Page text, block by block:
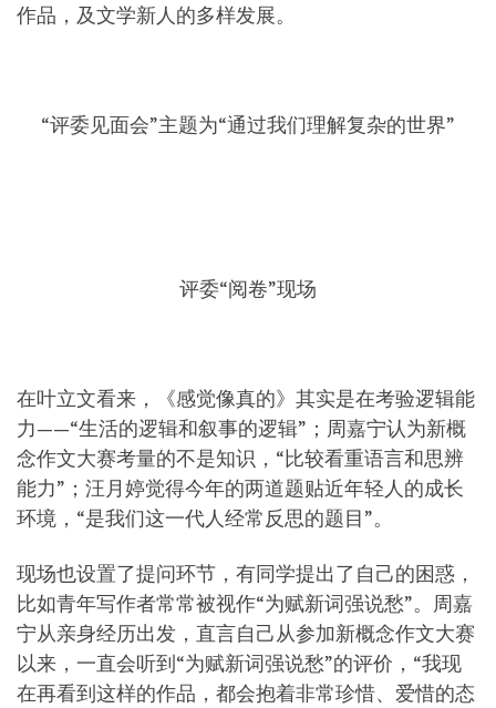
作品，及文学新人的多样发展。
“评委见面会”主题为“通过我们理解复杂的世界”
评委“阅卷”现场
在叶立文看来，《感觉像真的》其实是在考验逻辑能
力——“生活的逻辑和叙事的逻辑”；周嘉宁认为新概
念作文大赛考量的不是知识，“比较看重语言和思辨
能力”；汪月婷觉得今年的两道题贴近年轻人的成长
环境，“是我们这一代人经常反思的题目”。
现场也设置了提问环节，有同学提出了自己的困惑，
比如青年写作者常常被视作“为赋新词强说愁”。周嘉
宁从亲身经历出发，直言自己从参加新概念作文大赛
以来，一直会听到“为赋新词强说愁”的评价，“我现
在再看到这样的作品，都会抱着非常珍惜、爱惜的态